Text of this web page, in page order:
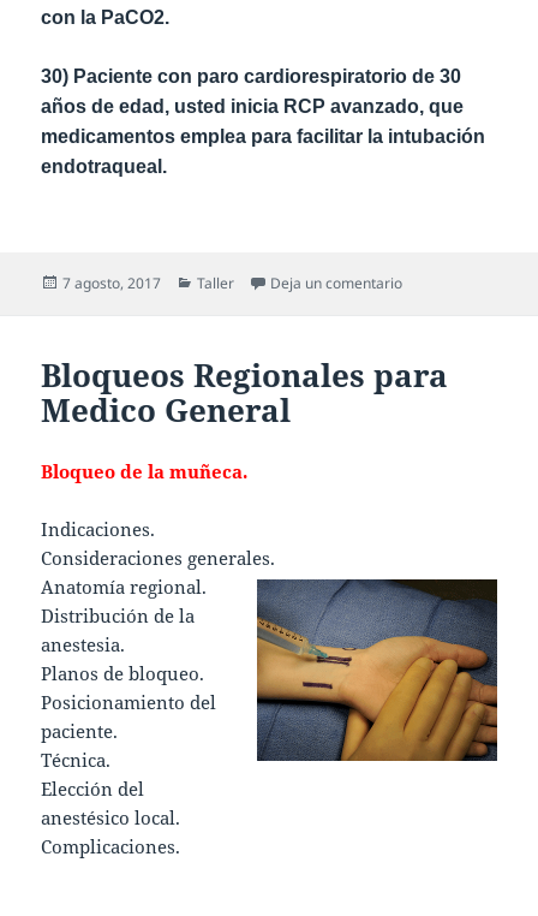
con la PaCO2.
30) Paciente con paro cardiorespiratorio de 30
años de edad, usted inicia RCP avanzado, que
medicamentos emplea para facilitar la intubación
endotraqueal.
7 agosto, 2017 Taller Deja un comentario
Bloqueos Regionales para
Medico General
Bloqueo de la muñeca.
Indicaciones.
Consideraciones generales.
Anatomía regional.
Distribución de la
anestesia.
Planos de bloqueo.
Posicionamiento del
paciente.
Técnica.
Elección del
anestésico local.
Complicaciones.